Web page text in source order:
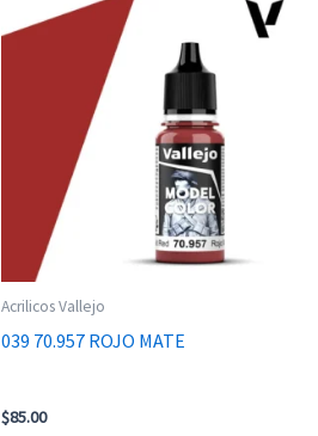
Acrilicos Vallejo
039 70.957 ROJO MATE
$85.00